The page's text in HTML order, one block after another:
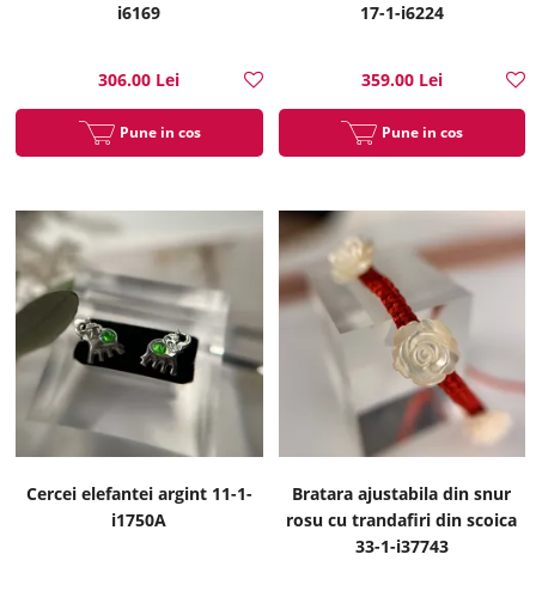
i6169
306.00 Lei
Pune in cos
17-1-i6224
359.00 Lei
Pune in cos
Cercei elefantei argint 11-1-
i1750A
Bratara ajustabila din snur
rosu cu trandafiri din scoica
33-1-i37743